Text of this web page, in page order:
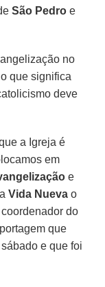
São Pedro e
no
o que significa
deve
a Igreja é
em
e
Vida Nueva o
coordenador do
que
e que foi